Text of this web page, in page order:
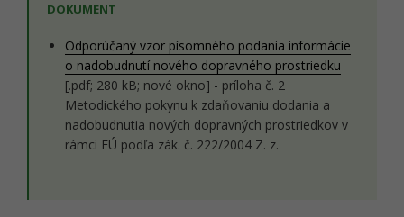
DOKUMENT
Odporúčaný vzor písomného podania informácie
o nadobudnutí nového dopravného prostriedku
[.pdf; 280 kB; nové okno] - príloha č. 2
Metodického pokynu k zdaňovaniu dodania a
nadobudnutia nových dopravných prostriedkov v
rámci EÚ podľa zák. č. 222/2004 Z. z.